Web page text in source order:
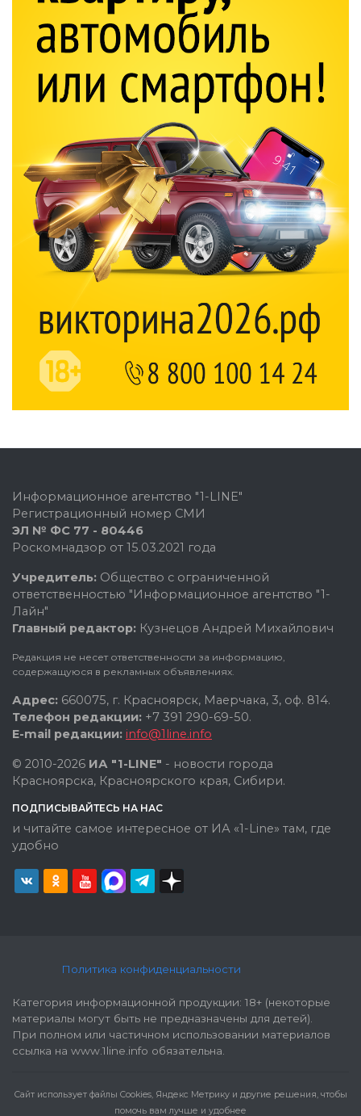
Информационное агентство "1-LINE"
Регистрационный номер СМИ
ЭЛ № ФС 77 - 80446
Роскомнадзор от 15.03.2021 года
Учредитель: Общество с ограниченной
ответственностью "Информационное агентство "1-
Лайн"
Главный редактор: Кузнецов Андрей Михайлович
Редакция не несет ответственности за информацию,
содержащуюся в рекламных объявлениях.
Адрес: 660075, г. Красноярск, Маерчака, 3, оф. 814.
Телефон редакции: +7 391 290-69-50.
E-mail редакции: info@1line.info
© 2010-2026 ИА "1-LINE" - новости города
Красноярска, Красноярского края, Сибири.
ПОДПИСЫВАЙТЕСЬ НА НАС
и читайте самое интересное от ИА «1-Line» там, где
удобно
Политика конфиденциальности
Категория информационной продукции: 18+ (некоторые
материалы могут быть не предназначены для детей).
При полном или частичном использовании материалов
ссылка на www.1line.info обязательна.
Cайт использует файлы Cookies, Яндекс Метрику и другие решения, чтобы
помочь вам лучше и удобнее